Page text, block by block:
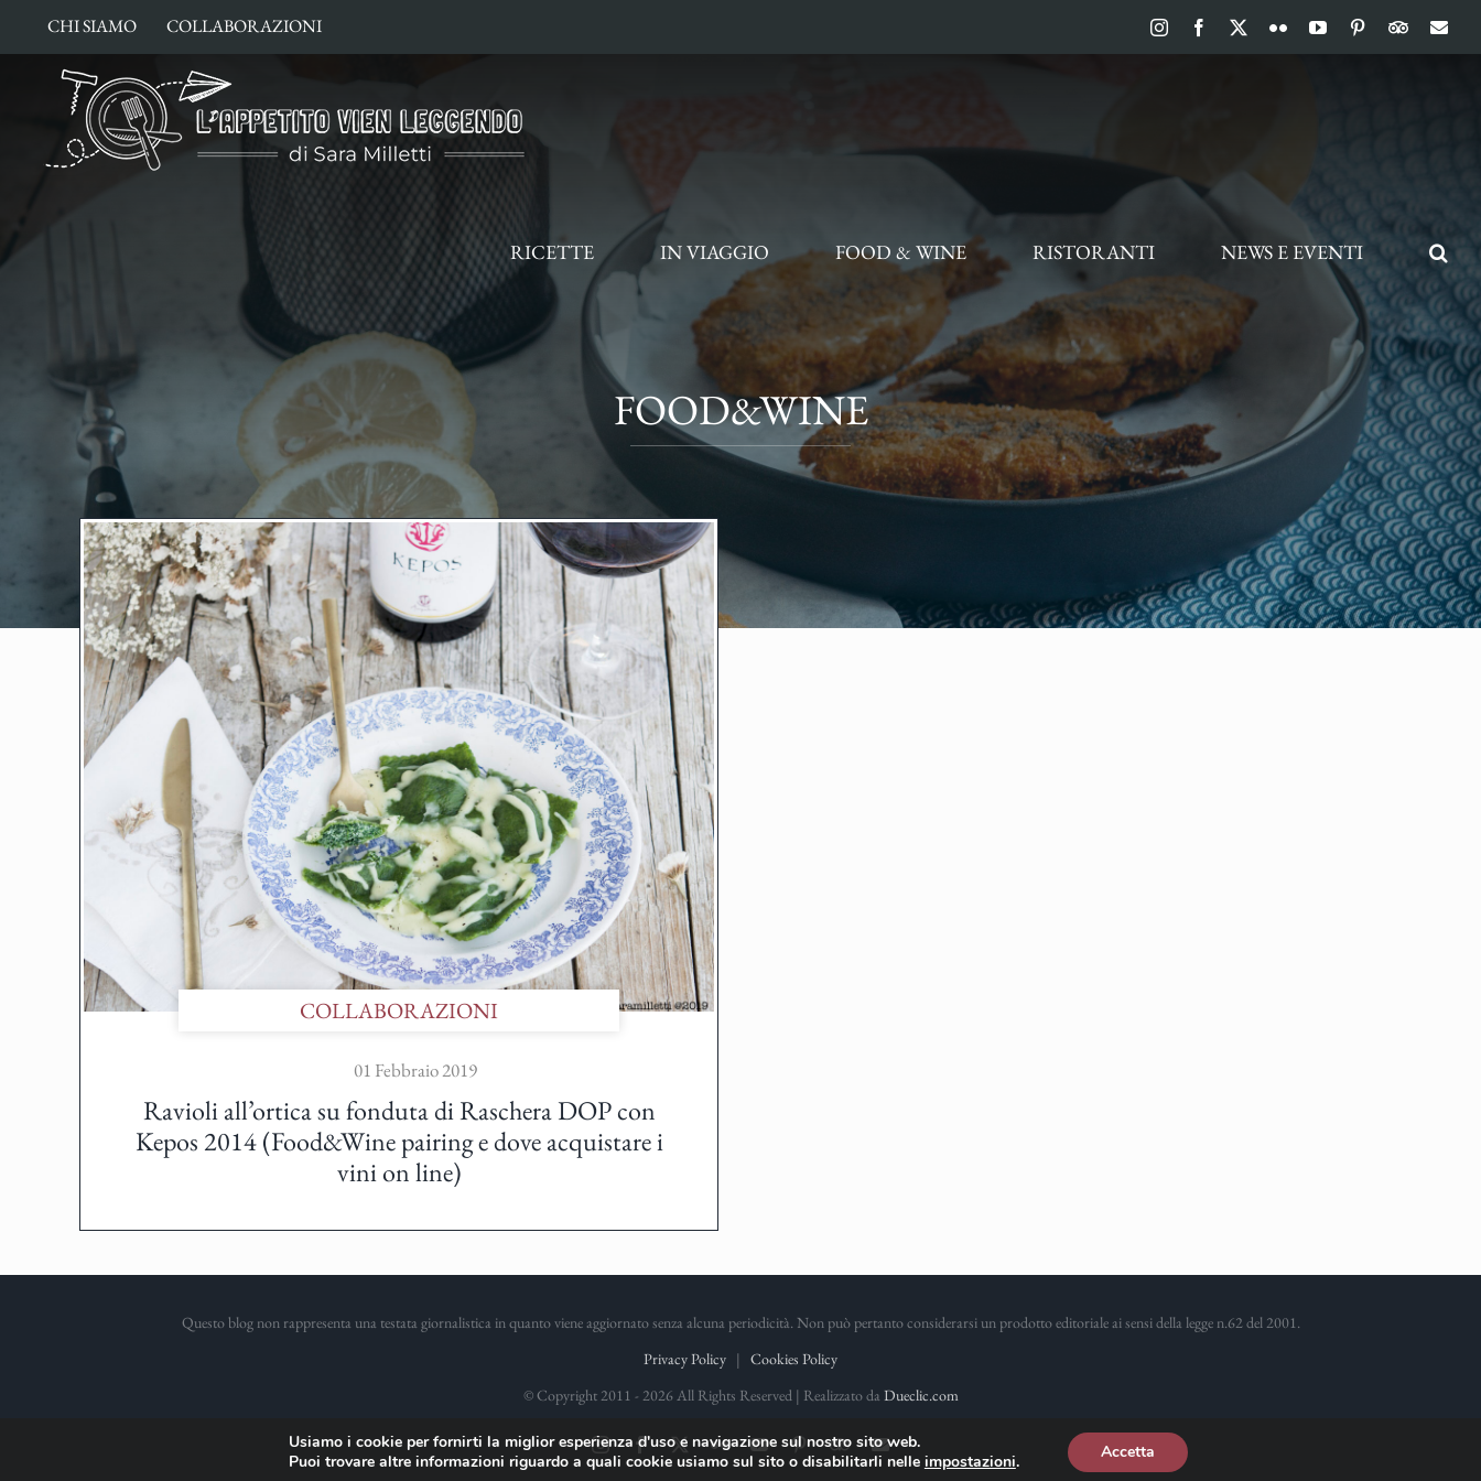
contenuto
CHI SIAMO COLLABORAZIONI InstagramFacebook FlickrYouTubePinterest
RICETTE IN VIAGGIO FOOD & WINE RISTORANTI NEWS E EVENTI
FOOD&WINE
COLLABORAZIONI
01 Febbraio 2019
Ravioli all’ortica su fonduta di Raschera DOP con
Kepos 2014 (Food&Wine pairing e dove acquistare i
vini on line)
Questo blog non rappresenta una testata giornalistica in quanto viene aggiornato senza alcuna periodicità. Non può pertanto considerarsi un prodotto editoriale ai sensi della legge n.62 del 2001.
Privacy Policy | Cookies Policy
© Copyright 2011 - 2026 All Rights Reserved | Realizzato da Dueclic.com
InstagramFacebook
X FlickrYouTubePinterestTripAdvisor
Email
Usiamo i cookie per fornirti la miglior esperienza d'uso e navigazione sul nostro sito web.
Puoi trovare altre informazioni riguardo a quali cookie usiamo sul sito o disabilitarli nelle impostazioni. Accetta